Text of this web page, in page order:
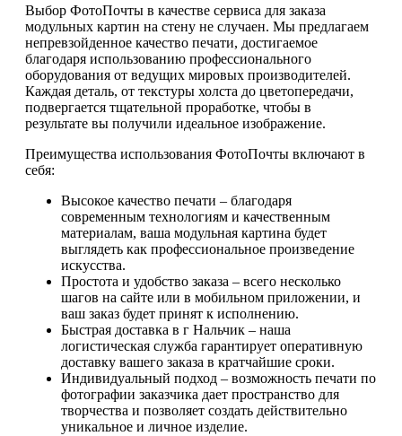
Выбор ФотоПочты в качестве сервиса для заказа
модульных картин на стену не случаен. Мы предлагаем
непревзойденное качество печати, достигаемое
благодаря использованию профессионального
оборудования от ведущих мировых производителей.
Каждая деталь, от текстуры холста до цветопередачи,
подвергается тщательной проработке, чтобы в
результате вы получили идеальное изображение.
Преимущества использования ФотоПочты включают в
себя:
Высокое качество печати – благодаря
современным технологиям и качественным
материалам, ваша модульная картина будет
выглядеть как профессиональное произведение
искусства.
Простота и удобство заказа – всего несколько
шагов на сайте или в мобильном приложении, и
ваш заказ будет принят к исполнению.
Быстрая доставка в г Нальчик – наша
логистическая служба гарантирует оперативную
доставку вашего заказа в кратчайшие сроки.
Индивидуальный подход – возможность печати по
фотографии заказчика дает пространство для
творчества и позволяет создать действительно
уникальное и личное изделие.